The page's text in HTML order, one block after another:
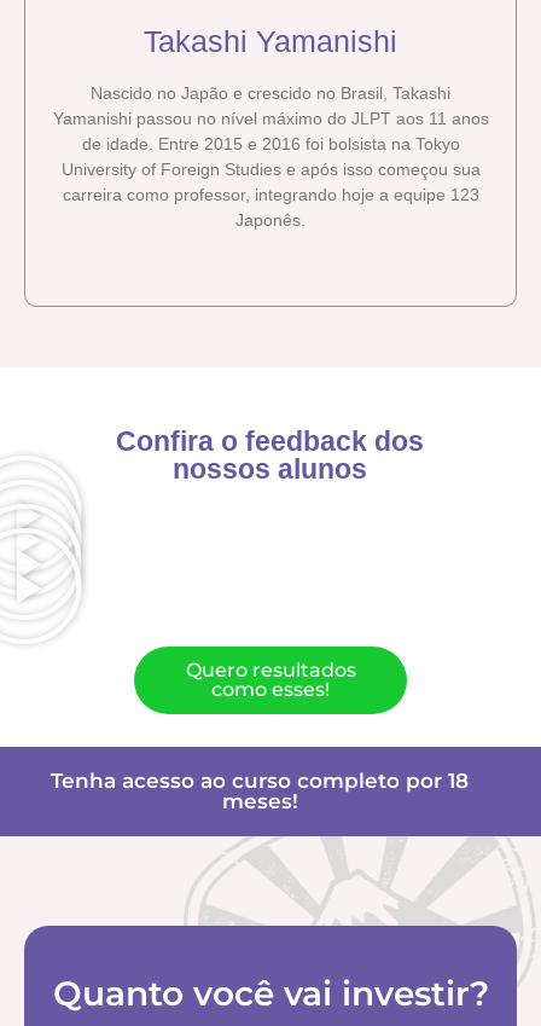
Takashi Yamanishi
Nascido no Japão e crescido no Brasil, Takashi
Yamanishi passou no nível máximo do JLPT aos 11 anos
de idade. Entre 2015 e 2016 foi bolsista na Tokyo
University of Foreign Studies e após isso começou sua
carreira como professor, integrando hoje a equipe 123
Japonês.
Confira o feedback dos
nossos alunos
Quero resultados
como esses!
Tenha acesso ao curso completo por 18
meses!
Quanto você vai investir?